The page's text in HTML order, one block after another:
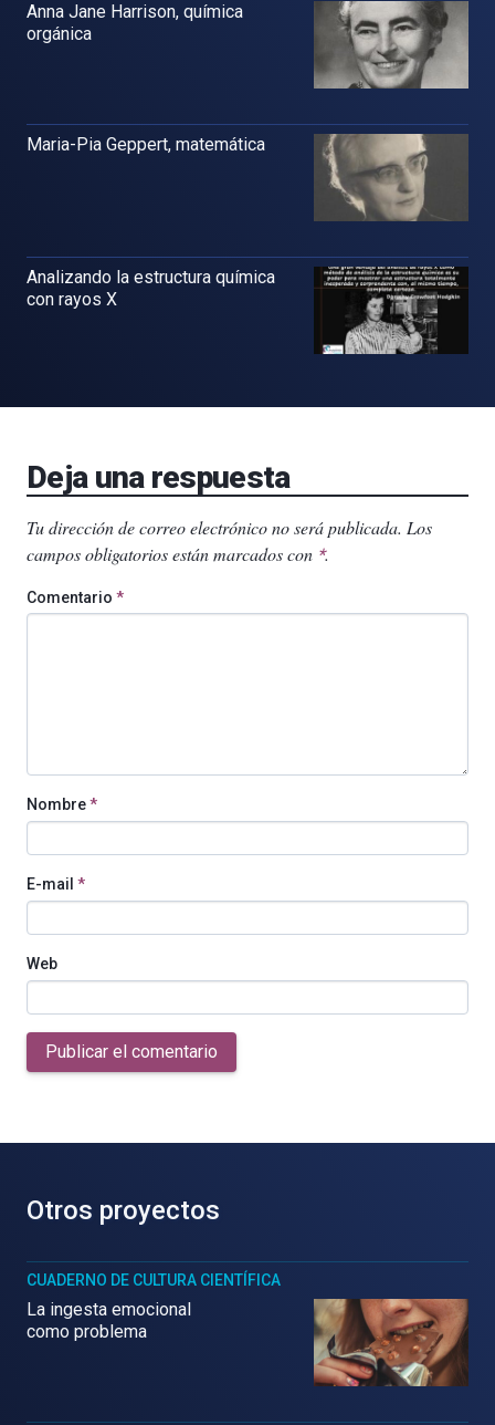
Anna Jane Harrison, química
orgánica
Maria-Pia Geppert, matemática
Analizando la estructura química
con rayos X
Deja una respuesta
Tu dirección de correo electrónico no será publicada. Los
campos obligatorios están marcados con *.
Comentario *
Nombre*
E-mail *
Web
Publicar el comentario
Otros proyectos
CUADERNO DE CULTURA CIENTÍFICA
La ingesta emocional
como problema